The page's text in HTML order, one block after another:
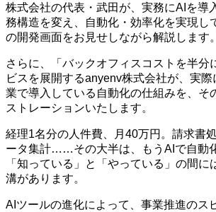
株式会社の代表・武田が、実務にAIを導
務構造を変え、自動化・効率化を実現し
の開発画面をお見せしながら解説します。
さらに、「バックオフィスコストを半分
ビスを展開するanyenv株式会社が、実
業で導入している自動化の仕組みを、そ
ストレーションいたします。
経理1名分の人件費、月40万円。請求書
ータ集計……その大半は、もうAIで自動
「知っている」と「やっている」の間に
溝があります。
AIツールの進化によって、事業推進のス